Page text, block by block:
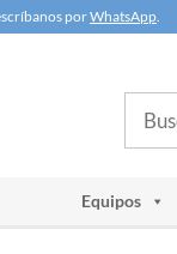
porWhatsApp.
Equipos